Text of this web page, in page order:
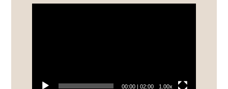
00:00 |02:00 1.00x